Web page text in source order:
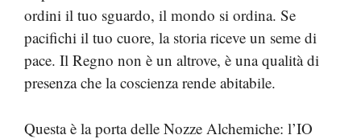
ordini il tuo sguardo, il mondo si ordina. Se
pacifichi il tuo cuore, la storia riceve un seme di
pace. Il Regno non è un altrove, è una qualità di
presenza che la coscienza rende abitabile.
Questa è la porta delle Nozze Alchemiche: l’IO